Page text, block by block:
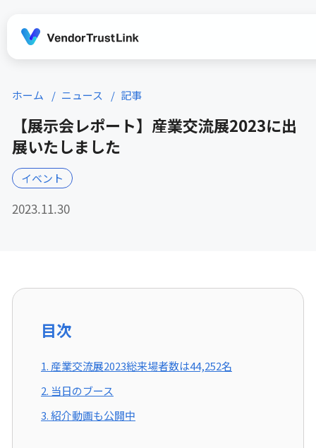
ホーム ニュース 記事
【展示会レポート】産業交流展2023に出
展いたしました
イベント
2023.11.30
目次
1. 産業交流展2023総来場者数は44,252名
2. 当日のブース
3. 紹介動画も公開中